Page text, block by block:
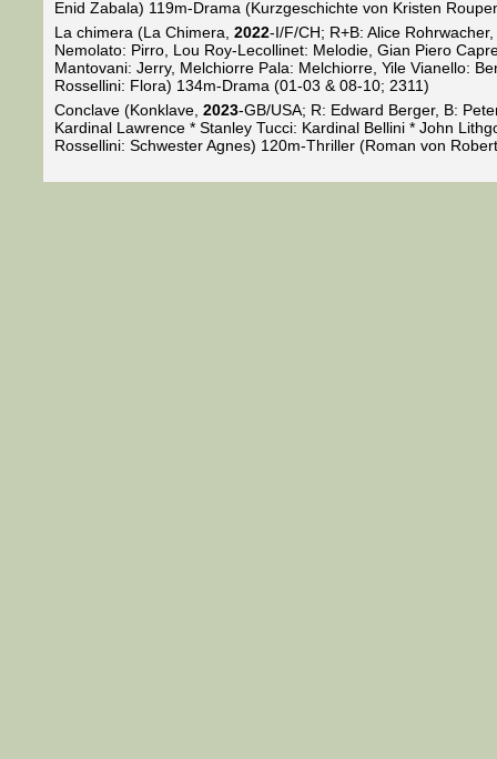
Enid Zabala) 119m-Drama (Kurzgeschichte von Kristen
La chimera (La Chimera, 2022-I/F/CH; R+B: Alice
Nemolato: Pirro, Lou Roy-Lecollinet: Melodie, Gian Piero
Mantovani: Jerry, Melchiorre Pala: Melchiorre, Yile Vianello:
Rossellini: Flora) 134m-Drama (01-03 & 08-10; 2311)
Conclave (Konklave, 2023-GB/USA; R: Edward Berger, B:
Kardinal Lawrence * Stanley Tucci: Kardinal Bellini * John
Rossellini: Schwester Agnes) 120m-Thriller (Roman von